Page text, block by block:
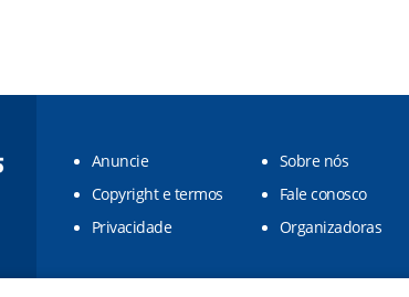
Anuncie
Sobre nós
Copyright e termos
Fale conosco
Privacidade
Organizadoras